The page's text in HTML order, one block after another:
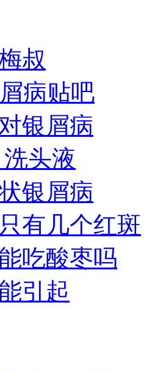
叔
病贴吧
银屑病
头液
银屑病
有几个红斑
吃酸枣吗
引起